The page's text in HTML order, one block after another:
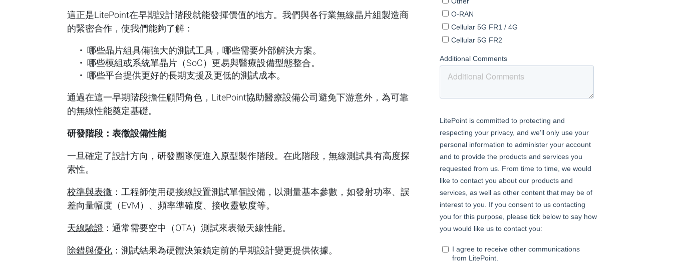
這正是LitePoint在早期設計階段就能發揮價值的地方。我們與各行業無線晶片組製造商
的緊密合作，使我們能夠了解：
哪些晶片組具備強大的測試工具，哪些需要外部解決方案。
哪些模組或系統單晶片（SoC）更易與醫療設備型態整合。
哪些平台提供更好的長期支援及更低的測試成本。
通過在這一早期階段擔任顧問角色，LitePoint協助醫療設備公司避免下游意外，為可靠
的無線性能奠定基礎。
研發階段：表徵設備性能
一旦確定了設計方向，研發團隊便進入原型製作階段。在此階段，無線測試具有高度探
索性。
校準與表徵：工程師使用硬接線設置測試單個設備，以測量基本參數，如發射功率、誤
差向量幅度（EVM）、頻率準確度、接收靈敏度等。
天線驗證：通常需要空中（OTA）測試來表徵天線性能。
除錯與優化：測試結果為硬體決策鎖定前的早期設計變更提供依據。